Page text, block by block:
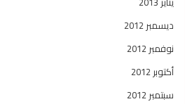
ديسمبر 2012
نوفمبر 2012
أكتوبر 2012
سبتمبر 2012